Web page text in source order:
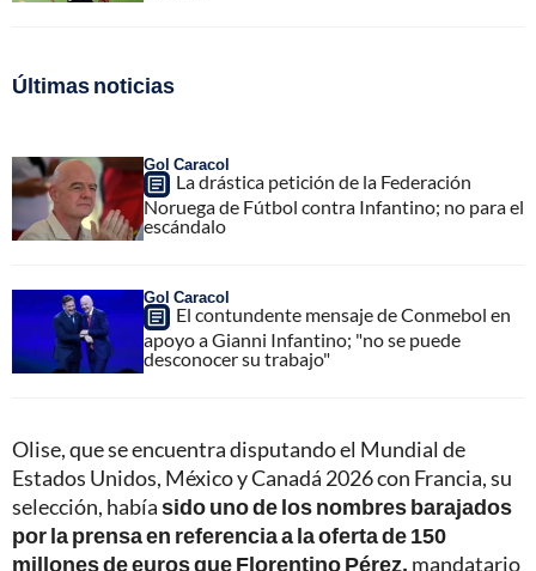
Últimas noticias
Gol Caracol
La drástica petición de la Federación
Noruega de Fútbol contra Infantino; no para el
escándalo
Gol Caracol
El contundente mensaje de Conmebol en
apoyo a Gianni Infantino; "no se puede
desconocer su trabajo"
Olise, que se encuentra disputando el Mundial de
Estados Unidos, México y Canadá 2026 con Francia, su
selección, habíasido uno de los nombres barajados
por la prensa en referencia a la oferta de 150
millones de euros que Florentino Pérez, mandatario